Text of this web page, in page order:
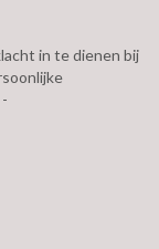
in te dienen bij